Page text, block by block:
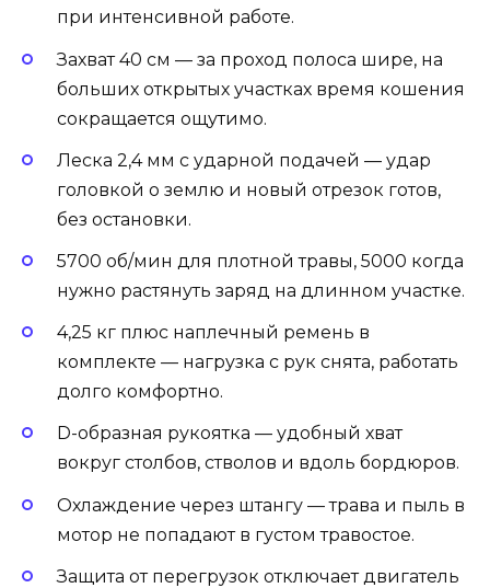
при интенсивной работе.
Захват 40 см — за проход полоса шире, на
больших открытых участках время кошения
сокращается ощутимо.
Леска 2,4 мм с ударной подачей — удар
головкой о землю и новый отрезок готов,
без остановки.
5700 об/мин для плотной травы, 5000 когда
нужно растянуть заряд на длинном участке.
4,25 кг плюс наплечный ремень в
комплекте — нагрузка с рук снята, работать
долго комфортно.
D-образная рукоятка — удобный хват
вокруг столбов, стволов и вдоль бордюров.
Охлаждение через штангу — трава и пыль в
мотор не попадают в густом травостое.
Защита от перегрузок отключает двигатель